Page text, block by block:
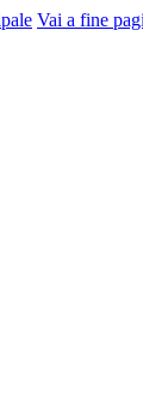
Vai a fine